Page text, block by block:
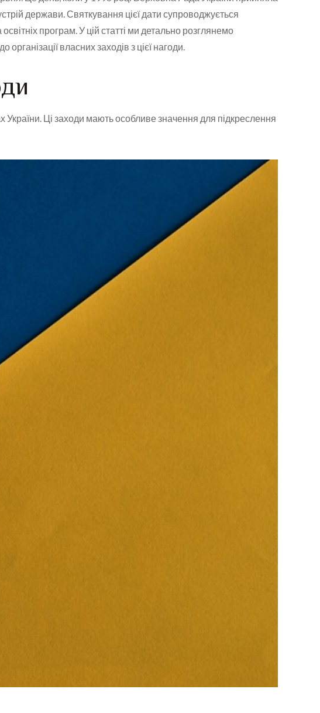
держави. Святкування цієї дати супроводжується
програм. У цій статті ми детально розглянемо
власних заходів з цієї нагоди.
України. Ці заходи мають особливе значення для підкреслення